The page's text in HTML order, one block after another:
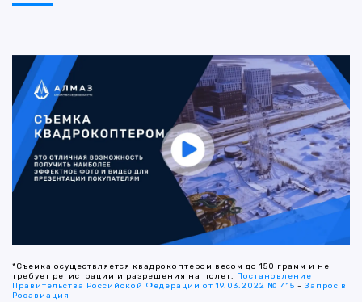
*Съемка осуществляется квадрокоптером весом до 150 грамм и не
требует регистрации и разрешения на полет. Постановление
Правительства Российской Федерации от 19.03.2022 № 415 -Запрос в
Росавиация